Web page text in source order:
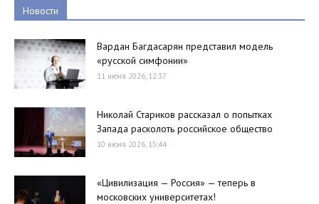
Новости
Вардан Багдасарян представил модель
«русской симфонии»
11 июня 2026, 12:37
Николай Стариков рассказал о попытках
Запада расколоть российское общество
10 июня 2026, 15:44
«Цивилизация — Россия» — теперь в
московских университетах!